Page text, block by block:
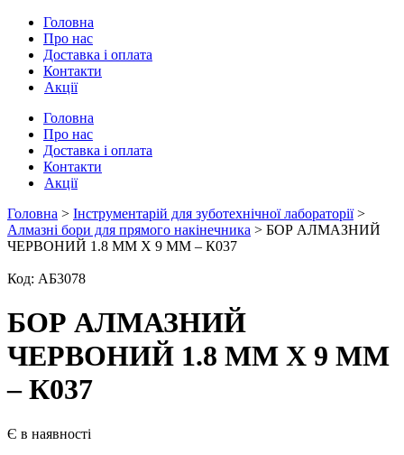
Головна
Про нас
Доставка і оплата
Контакти
Акції
Головна
Про нас
Доставка і оплата
Контакти
Акції
Головна > Інструментарій для зуботехнічної лабораторії>
Алмазні бори для прямого накінечника > БОР АЛМАЗНИЙ
ЧЕРВОНИЙ 1.8 ММ Х 9 ММ – К037
Код: АБ3078
БОР АЛМАЗНИЙ
ЧЕРВОНИЙ 1.8 ММ Х 9 ММ
– К037
Є в наявності